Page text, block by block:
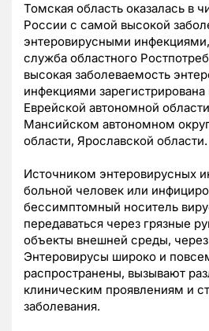
Томская область оказалась в
России с самой высокой
энтеровирусными
служба областного
высокая заболеваемость
инфекциями
Еврейской автономной
Мансийском автономном
области, Ярославской области.
Источником энтеровирусных
больной человек или
бессимптомный носитель
передаваться через грязные
объекты внешней среды,
Энтеровирусы широко и
распространены, вызывают
клиническим проявлениям и
заболевания.